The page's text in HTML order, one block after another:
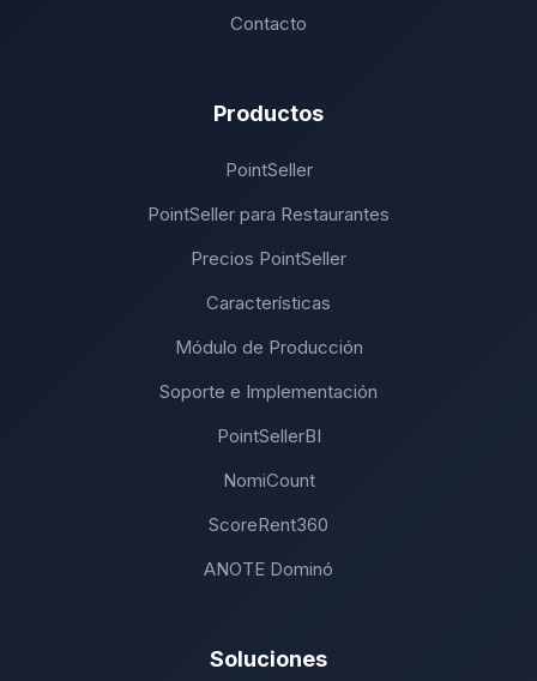
Contacto
Productos
PointSeller
PointSeller para Restaurantes
Precios PointSeller
Características
Módulo de Producción
Soporte e Implementación
PointSellerBI
NomiCount
ScoreRent360
ANOTE Dominó
Soluciones